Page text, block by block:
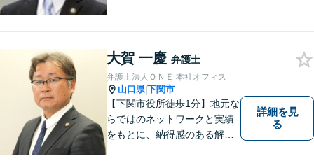
大賀 一慶 弁護士
弁護士法人ＯＮＥ 本社オフィス
山口県|下関市
【下関市役所徒歩1分】地元な
らではのネットワークと実績
をもとに、納得感のある解決
詳細を見
る